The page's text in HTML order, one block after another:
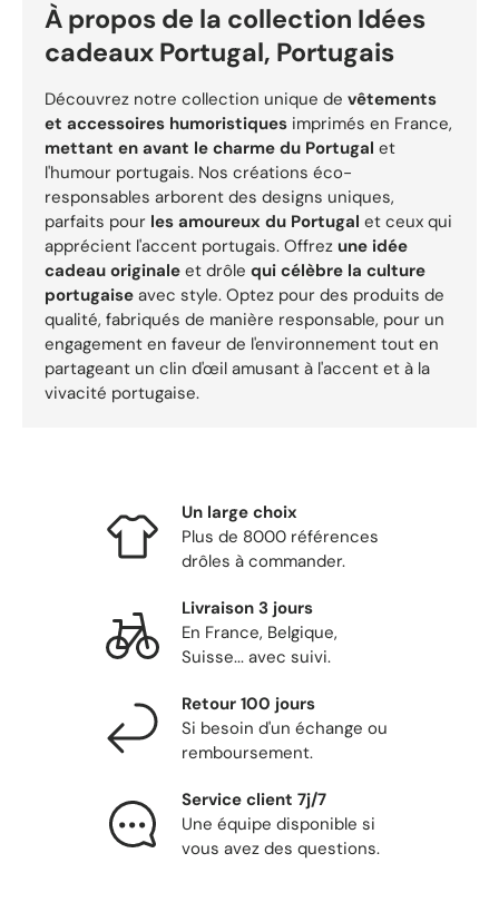
À propos de la collection Idées
cadeaux Portugal, Portugais
Découvrez notre collection unique de vêtements
et accessoires humoristiques imprimés en France,
mettant en avant le charme du Portugal et
l'humour portugais. Nos créations éco-
responsables arborent des designs uniques,
parfaits pour les amoureux du Portugal et ceux qui
apprécient l'accent portugais. Offrez une idée
cadeau originale et drôle qui célèbre la culture
portugaise avec style. Optez pour des produits de
qualité, fabriqués de manière responsable, pour un
engagement en faveur de l'environnement tout en
partageant un clin d'œil amusant à l'accent et à la
vivacité portugaise.
Un large choix
Plus de 8000 références
drôles à commander.
Livraison 3 jours
En France, Belgique,
Suisse... avec suivi.
Retour 100 jours
Si besoin d'un échange ou
remboursement.
Service client 7j/7
Une équipe disponible si
vous avez des questions.